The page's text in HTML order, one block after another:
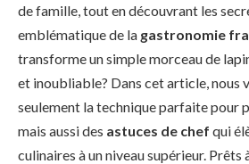
de famille, tout en découvrant les
emblématique de la gastronomie
transforme un simple morceau de
et inoubliable? Dans cet article, nous
seulement la technique parfaite pour
mais aussi des astuces de chef qui
culinaires à un niveau supérieur. Prêts